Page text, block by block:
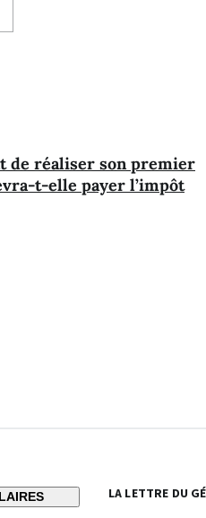
de réaliser son premier
t-elle payer l’impôt
LA LETTRE DU